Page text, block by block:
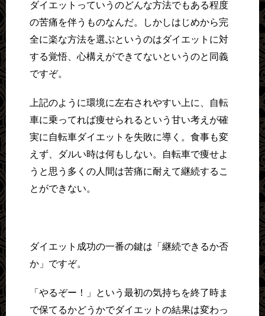
ダイエットっていうのどんな方法でもある程度
の苦痛を伴うものなんだ。しかしはじめから完
全に楽な方法を選ぶというのはダイエットに対
する覚悟、心構えができてないというのと同義
ですぞ。
上記のように環境に左右されやすい上に、自転
車に乗ってれば痩せられるという甘い考えが確
実に自転車ダイエットを失敗に導く。食事も変
えず、ダルい時は何もしない。自転車で痩せよ
うと思う多くの人間は苦痛に耐えて継続するこ
とができない。
ダイエット成功の一番の鍵は「継続できるか否
か」ですぞ。
「やるぞー！」という最初の気持ちを終了時ま
で保てるかどうかでダイエットの結果は変わっ